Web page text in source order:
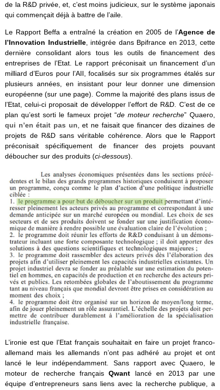
de la R&D privée, et, c’est moins judicieux, sur le système japonais
qui commençait déjà à battre de l’aile.
Le Rapport Beffa a entraîné la création en 2005 de l’Agence de
l’Innovation Industrielle, intégrée dans Bpifrance en 2013, cette
dernière consolidant alors tous les outils de financement des
entreprises de l’Etat. Le rapport préconisait un financement d’un
milliard d’Euros pour l’AII, focalisés sur six programmes étalés sur
plusieurs années, en insistant pour leur donner une dimension
européenne (sur une page). Comme la majorité des plans issus de
l’Etat, celui-ci proposait de développer l’effort de R&D. C’est de ce
plan qu’est sorti le fameux projet “de moteur recherche” Quaero,
qui n’en était pas un, et ne faisait que financer des dizaines de
projets de R&D sans véritable cohérence. Alors que le Rapport
préconisait spécifiquement de financer des projets pouvant
déboucher sur des produits (ci-dessous).
L’ironie est que l’Etat français souhaitait en faire un projet franco-
allemand mais les allemands n’ont pas adhéré au projet et ont
lancé le leur indépendamment. Sans rapport avec Quaero, le
moteur de recherche françaisQwant lancé en 2013 par une
équipe d’entrepreneurs sans liens avec la recherche publique, a